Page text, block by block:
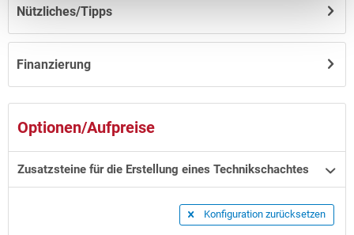
Finanzierung
Nützliches/Tipps
Optionen/Aufpreise
Zusatzsteine für die Erstellung eines Technikschachtes
Konfiguration zurücksetzen